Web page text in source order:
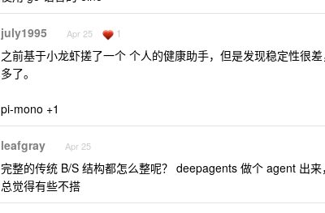
july1995 Apr 25 1
之前基于小龙虾搓了一个 个人的健康助手，但是发现稳定性很
多了。
pi-mono +1
leafgray Apr 25
完整的传统 B/S 结构都怎么整呢？ deepagents 做个 agent 出
总觉得有些不搭